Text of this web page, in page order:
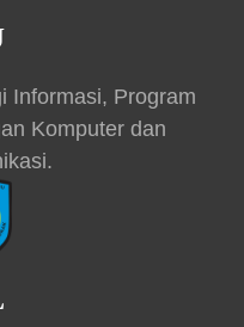
Informasi, Program
Komputer dan